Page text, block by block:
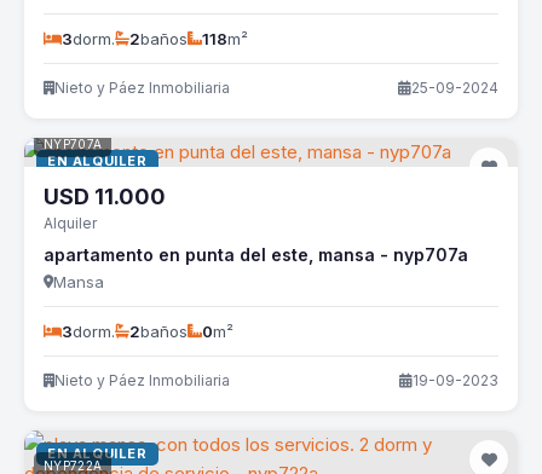
3dorm. 2baños 118m²
Nieto y Páez Inmobiliaria 25-09-2024
EN ALQUILER
NYP707A
USD 11.000
Alquiler
apartamento en punta del este, mansa - nyp707a
Mansa
3dorm. 2baños 0m²
Nieto y Páez Inmobiliaria 19-09-2023
EN ALQUILER
NYP722A